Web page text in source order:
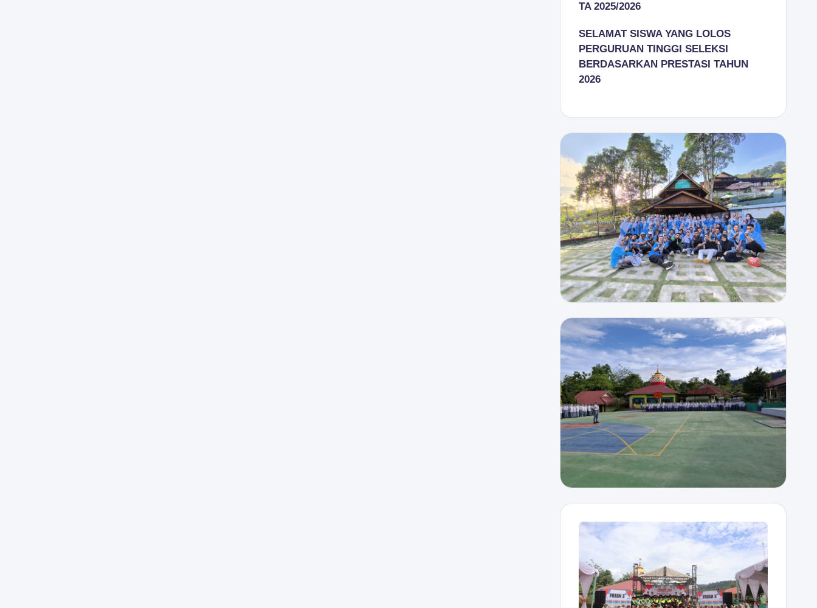
TA 2025/2026
SELAMAT SISWA YANG LOLOS
PERGURUAN TINGGI SELEKSI
BERDASARKAN PRESTASI TAHUN
2026